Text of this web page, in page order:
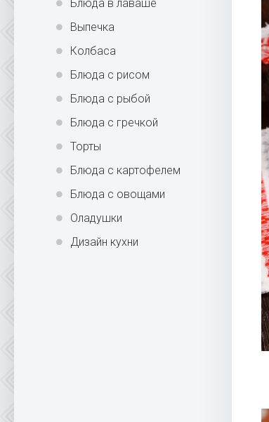
Блюда в лаваше
Выпечка
Колбаса
Блюда с рисом
Блюда с рыбой
Блюда с гречкой
Торты
Блюда с картофелем
Блюда с овощами
Оладушки
Дизайн кухни